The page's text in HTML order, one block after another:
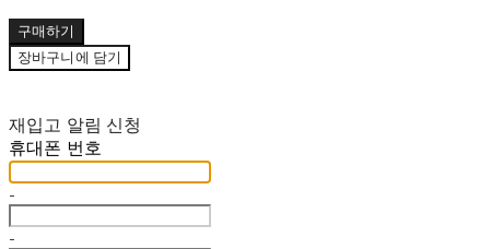
구매하기
장바구니에 담기
재입고 알림 신청
휴대폰 번호
-
-